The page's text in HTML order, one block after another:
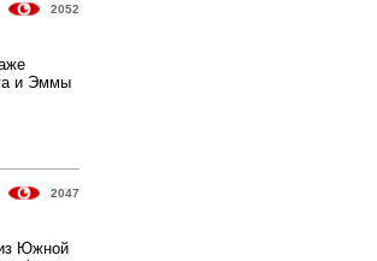
2052
и Эммы
2047
Южной